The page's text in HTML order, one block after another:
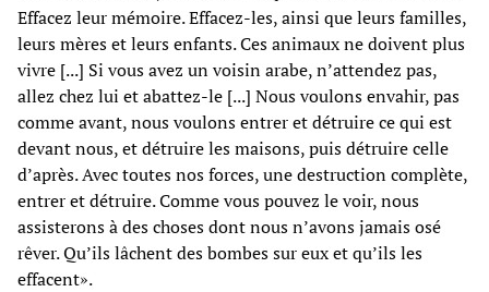
Effacez leur mémoire. Effacez-les, ainsi que leurs familles,
leurs mères et leurs enfants. Ces animaux ne doivent plus
vivre [...] Si vous avez un voisin arabe, n’attendez pas,
allez chez lui et abattez-le [...] Nous voulons envahir, pas
comme avant, nous voulons entrer et détruire ce qui est
devant nous, et détruire les maisons, puis détruire celle
d’après. Avec toutes nos forces, une destruction complète,
entrer et détruire. Comme vous pouvez le voir, nous
assisterons à des choses dont nous n’avons jamais osé
rêver. Qu’ils lâchent des bombes sur eux et qu’ils les
effacent».